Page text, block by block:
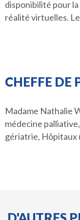
disponibilité pour la
réalité virtuelles.
CHEFFE DE
Madame Nathalie
médecine
gériatrie, Hôpitaux